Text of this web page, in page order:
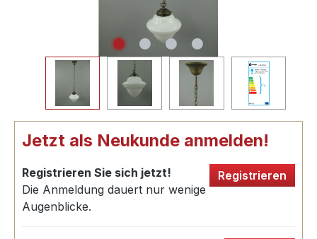
Jetzt als Neukunde anmelden!
Registrieren Sie sich jetzt!
Die Anmeldung dauert nur wenige
Augenblicke.
Registrieren